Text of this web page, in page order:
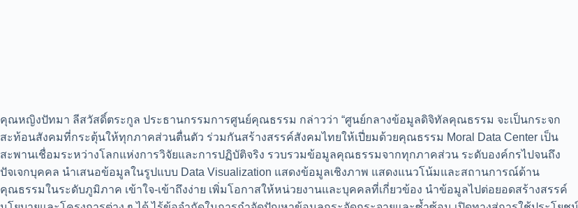
คุณหญิงปัทมา ลีสวัสดิ์ตระกูล ประธานกรรมการศูนย์คุณธรรม กล่าวว่า “ศูนย์กลางข้อมูลดิจิทัลคุณธรรม จะเป็นกระจก
สะท้อนสังคมที่กระตุ้นให้ทุกภาคส่วนตื่นตัว ร่วมกันสร้างสรรค์สังคมไทยให้เปี่ยมด้วยคุณธรรม Moral Data Center เป็น
สะพานเชื่อมระหว่างโลกแห่งการวิจัยและการปฏิบัติจริง รวบรวมข้อมูลคุณธรรมจากทุกภาคส่วน ระดับองค์กรไปจนถึง
ปัจเจกบุคคล นำเสนอข้อมูลในรูปแบบ Data Visualization แสดงข้อมูลเชิงภาพ แสดงแนวโน้มและสถานการณ์ด้าน
คุณธรรมในระดับภูมิภาค เข้าใจ-เข้าถึงง่าย เพิ่มโอกาสให้หน่วยงานและบุคคลที่เกี่ยวข้อง นำข้อมูลไปต่อยอดสร้างสรรค์